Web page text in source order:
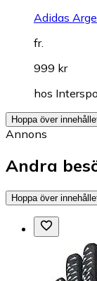
Adidas
fr.
999 kr
hos
Hoppa över
Annons
Andra
Hoppa över